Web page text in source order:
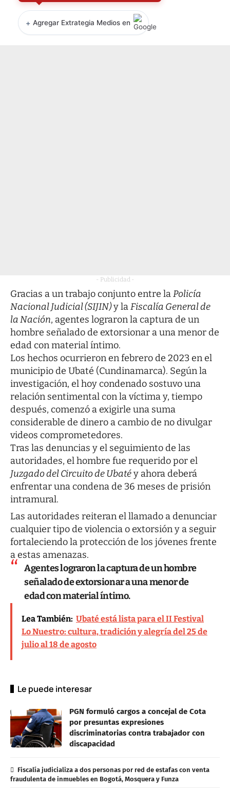
+ Agregar Extrategia Medios en
- Publicidad -
Gracias a un trabajo conjunto entre laPolicía
Nacional Judicial (SIJIN)y laFiscalía General de
la Nación, agentes lograron la captura de un
hombre señalado de extorsionar a una menor de
edad con material íntimo.
Los hechos ocurrieron en febrero de 2023 en el
municipio de Ubaté (Cundinamarca). Según la
investigación, el hoy condenado sostuvo una
relación sentimental con la víctima y, tiempo
después, comenzó a exigirle una suma
considerable de dinero a cambio de no divulgar
videos comprometedores.
Tras las denuncias y el seguimiento de las
autoridades, el hombre fue requerido por el
Juzgado del Circuito de Ubatéy ahora deberá
enfrentar una condena de 36 meses de prisión
intramural.
Las autoridades reiteran el llamado a denunciar
cualquier tipo de violencia o extorsión y a seguir
fortaleciendo la protección de los jóvenes frente
a estas amenazas.
Agentes lograron la captura de un hombre
señalado de extorsionar a una menor de
edad con material íntimo.
Lea También: Ubaté está lista para el II Festival
Lo Nuestro: cultura, tradición y alegría del 25 de
julio al 18 de agosto
Le puede interesar
PGN formuló cargos a concejal de Cota
por presuntas expresiones
discriminatorias contra trabajador con
discapacidad
Fiscalía judicializa a dos personas por red de estafas con venta
fraudulenta de inmuebles en Bogotá, Mosquera y Funza